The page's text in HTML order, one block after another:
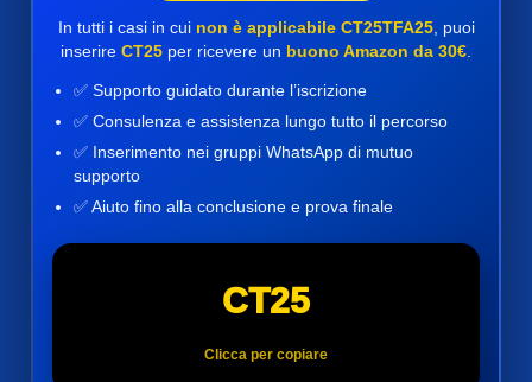
In tutti i casi in cui non è applicabile CT25TFA25, puoi
inserire CT25 per ricevere un buono Amazon da 30€.
✅ Supporto guidato durante l’iscrizione
✅ Consulenza e assistenza lungo tutto il percorso
✅ Inserimento nei gruppi WhatsApp di mutuo
supporto
✅ Aiuto fino alla conclusione e prova finale
CT25
Clicca per copiare